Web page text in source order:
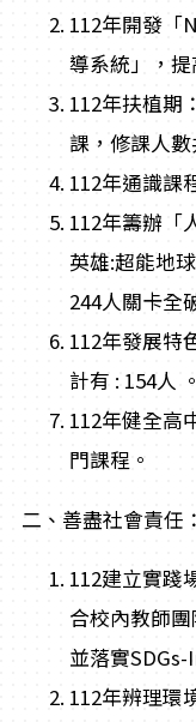
112年開發「
導系統」，
112年扶植期
課，修課人數
112年通識課
112年籌辦「
英雄:超能地
244人關卡全
112年發展特
計有 : 154人 。
112年健全高
門課程。
二、善盡社會責任：
112建立實踐
合校內教師
並落實
112年辨理環